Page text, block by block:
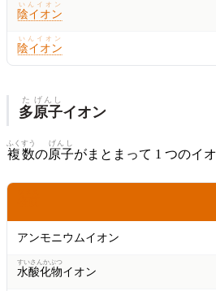
陰イオン
いんイオン
陰イオン
いんイオン
多
た
原子
げんし
イオン
複数
ふくすう
の原子
げんし
がまとまって 1 つのイ
アンモニウムイオン
水酸化物
すいさんかぶつ
イオン